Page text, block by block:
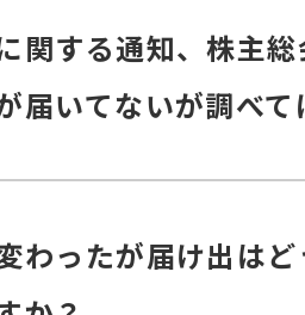
関する通知、株主
届いてないが調べ
わったが届け出は